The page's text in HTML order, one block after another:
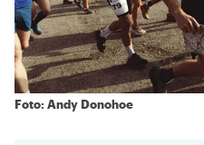
Foto: Andy Donohoe